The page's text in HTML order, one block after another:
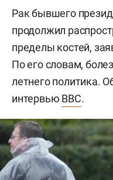
Рак бывшего
продолжил
пределы костей,
По его словам,
летнего политика.
интервью BBC.